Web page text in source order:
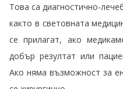
Това са диагностично-
както в световната
се прилагат, ако
добър резултат или
Ако няма възможност за